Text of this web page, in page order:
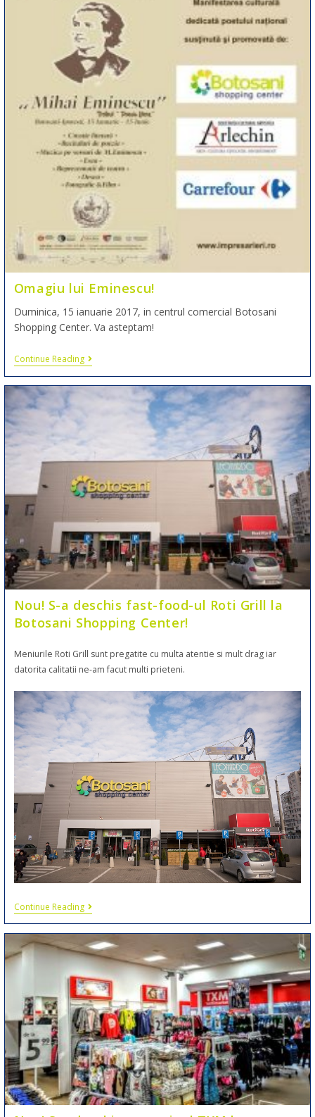
Omagiu lui Eminescu!
Duminica, 15 ianuarie 2017, in centrul comercial Botosani
Shopping Center. Va asteptam!
Continue Reading
Nou! S-a deschis fast-food-ul Roti Grill la
Botosani Shopping Center!
Meniurile Roti Grill sunt pregatite cu multa atentie si mult drag iar
datorita calitatii ne-am facut multi prieteni.
Continue Reading